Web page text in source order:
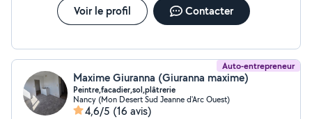
Voir le profil Contacter
Auto-entrepreneur
Maxime Giuranna (Giuranna maxime)
Peintre,facadier,sol,plâtrerie
Nancy (Mon Desert Sud Jeanne d'Arc Ouest)
4,6/5 (16 avis)